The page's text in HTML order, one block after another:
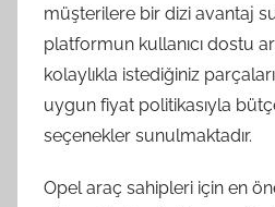
müşterilere bir dizi avantaj
platformun kullanıcı dostu
kolaylıkla istediğiniz
uygun fiyat politikasıyla
seçenekler sunulmaktadır.
Opel araç sahipleri için en